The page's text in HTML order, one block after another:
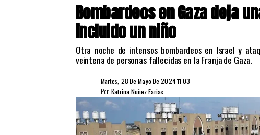
Bombardeos en Gaza deja
incluido un niño
Otra noche de intensos bombardeos en Israel y
veintena de personas fallecidas en la Franja de Gaza.
Martes, 28 De Mayo De 2024 11:03
Katrina Nuñez Farias
Por